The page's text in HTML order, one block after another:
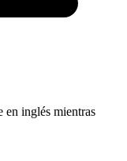
en inglés mientras